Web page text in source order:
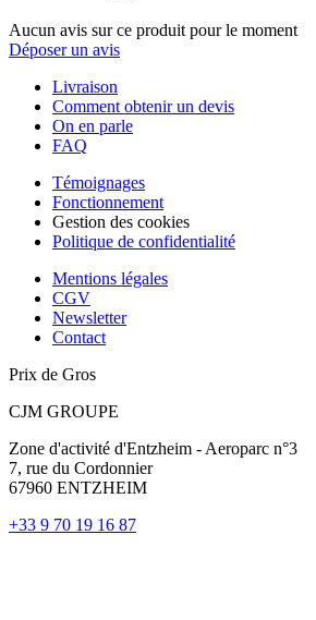
Aucun avis sur ce produit pour le moment
Déposer un avis
Livraison
Comment obtenir un devis
On en parle
FAQ
Témoignages
Fonctionnement
Gestion des cookies
Politique de confidentialité
Mentions légales
CGV
Newsletter
Contact
Prix de Gros
CJM GROUPE
Zone d'activité d'Entzheim - Aeroparc n°3
7, rue du Cordonnier
67960 ENTZHEIM
+33 9 70 19 16 87